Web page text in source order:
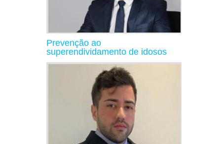
Prevenção ao
superendividamento de idosos